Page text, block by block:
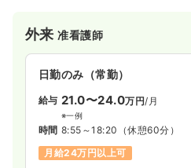
外来准看護師
日勤のみ（常勤）
給与 21.0〜24.0万円/月
※一例
時間 8:55～18:20 （休憩60分）
月給24万円以上可